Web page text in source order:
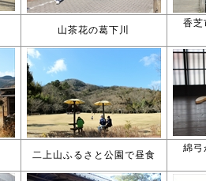
山茶花の葛下川
香芝
二上山ふるさと公園で昼食
綿弓